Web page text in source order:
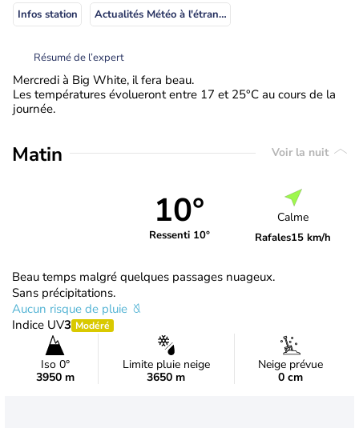
Infos station Actualités Météo à l'étranger
Résumé de l’expert
Mercredi à Big White, il fera beau.
Les températures évolueront entre 17 et 25°C au cours de la
journée.
Matin Voir la nuit
10°
Ressenti 10°
Calme
Rafales15 km/h
Beau temps malgré quelques passages nuageux.
Sans précipitations.
Aucun risque de pluie
Indice UV3 Modéré
Iso 0°
3950 m
Limite pluie neige
3650 m
Neige prévue
0 cm